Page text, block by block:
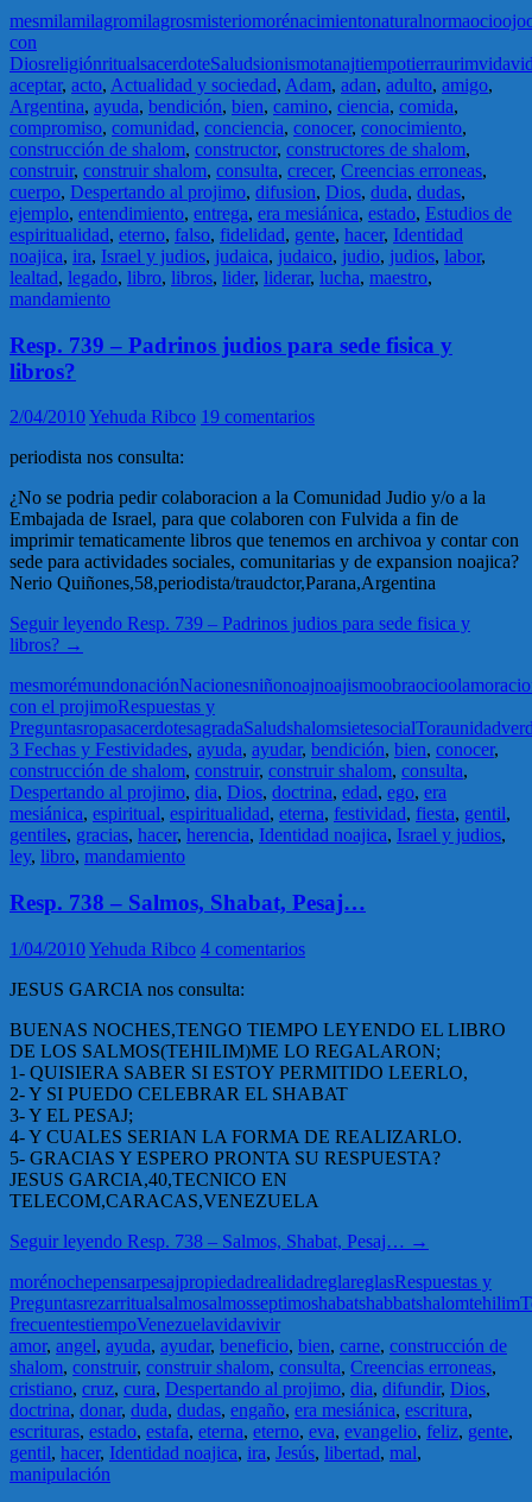
mesmilamilagromilagrosmisteriomorénacimientonaturalnormaocioojo
con
DiosreligiónritualsacerdoteSaludsionismotanajtiempotierraurimvida
aceptar, acto, Actualidad y sociedad, Adam, adan, adulto, amigo,
Argentina, ayuda, bendición, bien, camino, ciencia, comida,
compromiso, comunidad, conciencia, conocer, conocimiento,
construcción de shalom, constructor, constructores de shalom,
construir, construir shalom, consulta, crecer, Creencias erroneas,
cuerpo, Despertando al projimo, difusion, Dios, duda, dudas,
ejemplo, entendimiento, entrega, era mesiánica, estado, Estudios de
espiritualidad, eterno, falso, fidelidad, gente, hacer, Identidad
noajica, ira, Israel y judios, judaica, judaico, judio, judios, labor,
lealtad, legado, libro, libros, lider, liderar, lucha, maestro,
mandamiento
Resp. 739 – Padrinos judios para sede fisica y
libros?
2/04/2010Yehuda Ribco 19 comentarios
periodista nos consulta:
¿No se podria pedir colaboracion a la Comunidad Judio y/o a la
Embajada de Israel, para que colaboren con Fulvida a fin de
imprimir tematicamente libros que tenemos en archivoa y contar con
sede para actividades sociales, comunitarias y de expansion noajica?
Nerio Quiñones,58,periodista/traudctor,Parana,Argentina
Seguir leyendo Resp. 739 – Padrinos judios para sede fisica y
libros? →
mesmorémundonaciónNacionesniñonoajnoajismoobraocioolam
con el projimoRespuestas y
PreguntasropasacerdotesagradaSaludshalomsietesocialToraunidad
3 Fechas y Festividades, ayuda, ayudar, bendición, bien, conocer,
construcción de shalom, construir, construir shalom, consulta,
Despertando al projimo, dia, Dios, doctrina, edad, ego, era
mesiánica, espiritual, espiritualidad, eterna, festividad, fiesta, gentil,
gentiles, gracias, hacer, herencia, Identidad noajica, Israel y judios,
ley, libro, mandamiento
Resp. 738 – Salmos, Shabat, Pesaj…
1/04/2010Yehuda Ribco 4 comentarios
JESUS GARCIA nos consulta:
BUENAS NOCHES,TENGO TIEMPO LEYENDO EL LIBRO
DE LOS SALMOS(TEHILIM)ME LO REGALARON;
1- QUISIERA SABER SI ESTOY PERMITIDO LEERLO,
2- Y SI PUEDO CELEBRAR EL SHABAT
3- Y EL PESAJ;
4- Y CUALES SERIAN LA FORMA DE REALIZARLO.
5- GRACIAS Y ESPERO PRONTA SU RESPUESTA?
JESUS GARCIA,40,TECNICO EN
TELECOM,CARACAS,VENEZUELA
Seguir leyendo Resp. 738 – Salmos, Shabat, Pesaj… →
morénochepensarpesajpropiedadrealidadreglareglasRespuestas y
Preguntasrezarritualsalmosalmosseptimoshabatshabbatshalomtehilim
frecuentestiempoVenezuelavidavivir
amor, angel, ayuda, ayudar, beneficio, bien, carne, construcción de
shalom, construir, construir shalom, consulta, Creencias erroneas,
cristiano, cruz, cura, Despertando al projimo, dia, difundir, Dios,
doctrina, donar, duda, dudas, engaño, era mesiánica, escritura,
escrituras, estado, estafa, eterna, eterno, eva, evangelio, feliz, gente,
gentil, hacer, Identidad noajica, ira, Jesús, libertad, mal,
manipulación